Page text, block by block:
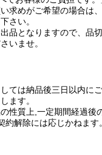
求めがご希望の場合は
さい。
品となりますので、品
いませ。
ては納品後三日以内に
ます。
性質上,一定期間経過後
解除には応じかねます。